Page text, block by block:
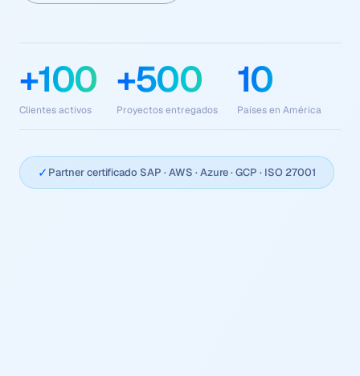
+100
Clientes activos
+500
Proyectos entregados
10
Países en América
✓ Partner certificado SAP · AWS · Azure · GCP · ISO 27001